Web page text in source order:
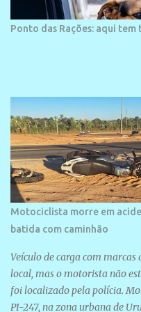
Ponto das Rações: aqui tem
Motociclista morre em
batida com caminhão
Veículo de carga com
local, mas o motorista não
foi localizado pela polícia.
PI-247, na zona urbana de